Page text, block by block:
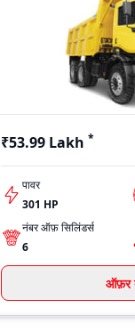
₹53.99 Lakh *
पावर
301 HP
नंबर ऑफ़ सिलिंडर्स
6
ऑफ़र